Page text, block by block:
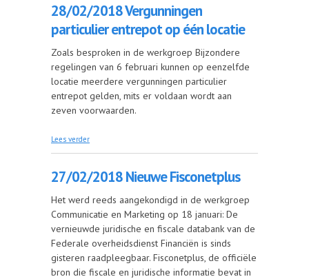
28/02/2018 Vergunningen
particulier entrepot op één locatie
Zoals besproken in de werkgroep Bijzondere
regelingen van 6 februari kunnen op eenzelfde
locatie meerdere vergunningen particulier
entrepot gelden, mits er voldaan wordt aan
zeven voorwaarden.
Lees verder
27/02/2018 Nieuwe Fisconetplus
Het werd reeds aangekondigd in de werkgroep
Communicatie en Marketing op 18 januari: De
vernieuwde juridische en fiscale databank van de
Federale overheidsdienst Financiën is sinds
gisteren raadpleegbaar. Fisconetplus, de officiële
bron die fiscale en juridische informatie bevat in